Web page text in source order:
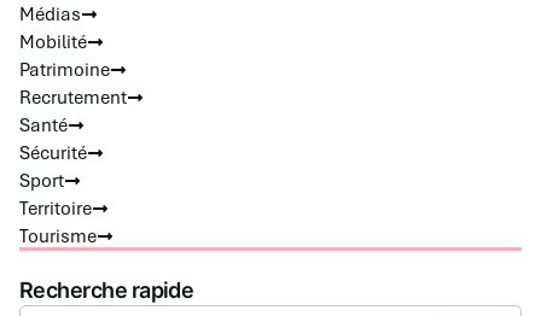
Médias
Mobilité
Patrimoine
Recrutement
Santé
Sécurité
Sport
Territoire
Tourisme
Recherche rapide